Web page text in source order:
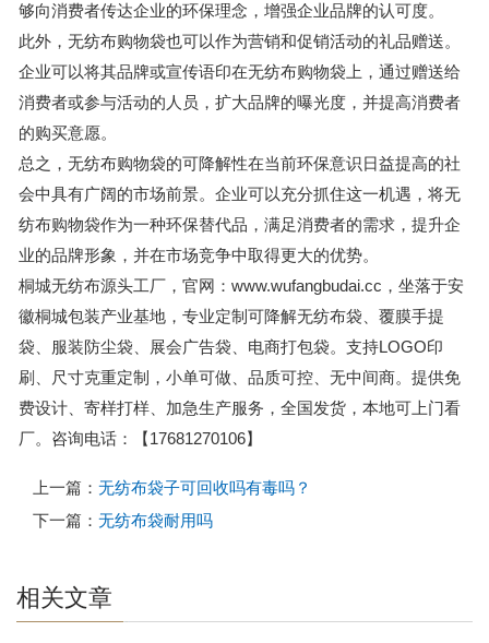
够向消费者传达企业的环保理念，增强企业品牌的认可度。
此外，无纺布购物袋也可以作为营销和促销活动的礼品赠送。
企业可以将其品牌或宣传语印在无纺布购物袋上，通过赠送给
消费者或参与活动的人员，扩大品牌的曝光度，并提高消费者
的购买意愿。
总之，无纺布购物袋的可降解性在当前环保意识日益提高的社
会中具有广阔的市场前景。企业可以充分抓住这一机遇，将无
纺布购物袋作为一种环保替代品，满足消费者的需求，提升企
业的品牌形象，并在市场竞争中取得更大的优势。
桐城无纺布源头工厂，官网：www.wufangbudai.cc，坐落于安
徽桐城包装产业基地，专业定制可降解无纺布袋、覆膜手提
袋、服装防尘袋、展会广告袋、电商打包袋。支持LOGO印
刷、尺寸克重定制，小单可做、品质可控、无中间商。提供免
费设计、寄样打样、加急生产服务，全国发货，本地可上门看
厂。咨询电话：【17681270106】
上一篇： 无纺布袋子可回收吗有毒吗？
下一篇： 无纺布袋耐用吗
相关文章